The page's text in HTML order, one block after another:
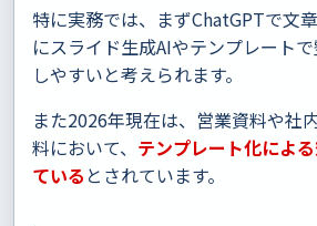
特に実務では、まずChatGPTで文
にスライド生成AIやテンプレート
しやすいと考えられます。
また2026年現在は、営業資料や社
料において、 テンプレート化によ
ている とされています。